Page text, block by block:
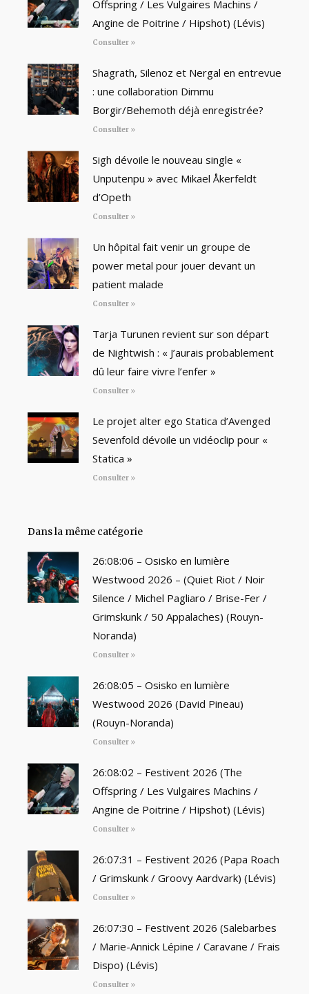
Offspring / Les Vulgaires Machins /
Angine de Poitrine / Hipshot) (Lévis)
Consulter »
Shagrath, Silenoz et Nergal en entrevue
: une collaboration Dimmu
Borgir/Behemoth déjà enregistrée?
Consulter »
Sigh dévoile le nouveau single «
Unputenpu » avec Mikael Åkerfeldt
d’Opeth
Consulter »
Un hôpital fait venir un groupe de
power metal pour jouer devant un
patient malade
Consulter »
Tarja Turunen revient sur son départ
de Nightwish : « J’aurais probablement
dû leur faire vivre l’enfer »
Consulter »
Le projet alter ego Statica d’Avenged
Sevenfold dévoile un vidéoclip pour «
Statica »
Consulter »
Dans la même catégorie
26:08:06 – Osisko en lumière
Westwood 2026 – (Quiet Riot / Noir
Silence / Michel Pagliaro / Brise-Fer /
Grimskunk / 50 Appalaches) (Rouyn-
Noranda)
Consulter »
26:08:05 – Osisko en lumière
Westwood 2026 (David Pineau)
(Rouyn-Noranda)
Consulter »
26:08:02 – Festivent 2026 (The
Offspring / Les Vulgaires Machins /
Angine de Poitrine / Hipshot) (Lévis)
Consulter »
26:07:31 – Festivent 2026 (Papa Roach
/ Grimskunk / Groovy Aardvark) (Lévis)
Consulter »
26:07:30 – Festivent 2026 (Salebarbes
/ Marie-Annick Lépine / Caravane / Frais
Dispo) (Lévis)
Consulter »